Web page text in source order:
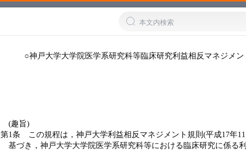
○神戸大学大学院医学系研究科等臨床研究利益相反マネジメン
(趣旨)
第1条
この規程は，神戸大学利益相反マネジメント規則(平成17年
基づき，神戸大学大学院医学系研究科等における臨床研究に係る